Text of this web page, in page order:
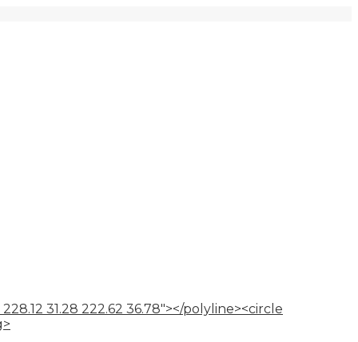
31.28 222.62 36.78"></polyline><circle